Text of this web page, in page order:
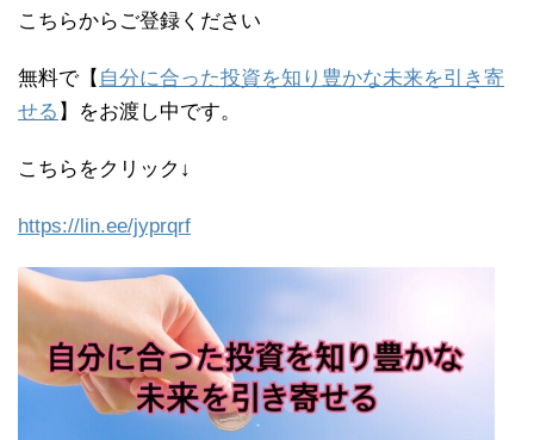
こちらからご登録ください
無料で【 自分に合った投資を知り豊かな未来を引き寄
せる 】をお渡し中です。
こちらをクリック↓
https://lin.ee/jyprqrf